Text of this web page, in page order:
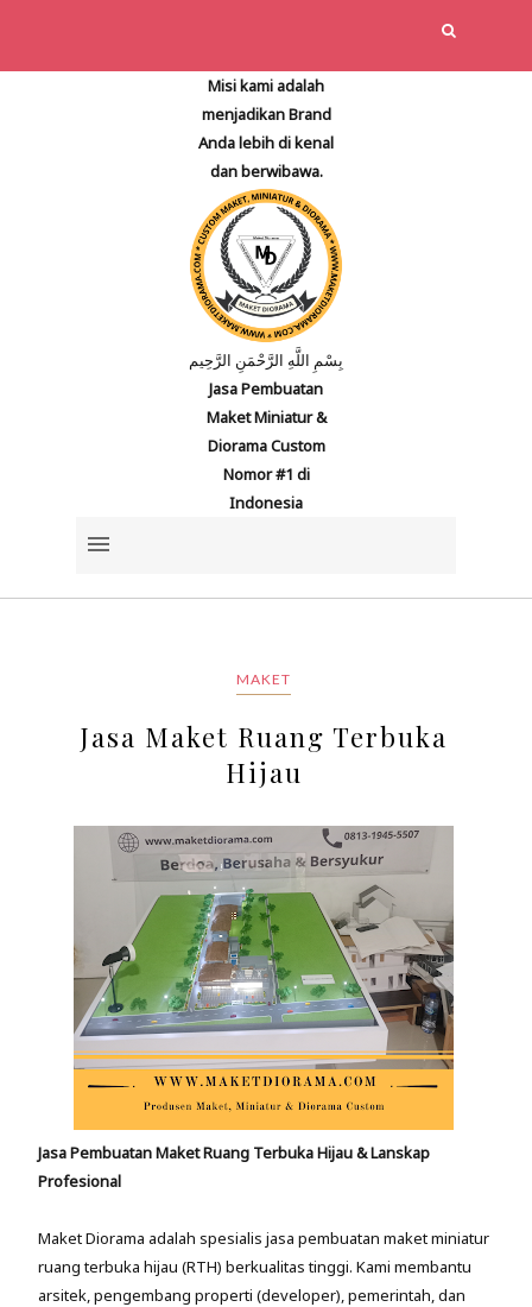
Misi kami adalah
menjadikan Brand
Anda lebih di kenal
dan berwibawa.
بِسْمِ اللَّهِ الرَّحْمَنِ الرَّحِيم
Jasa Pembuatan
Maket Miniatur &
Diorama Custom
Nomor #1 di
Indonesia
MAKET
Jasa Maket Ruang Terbuka
Hijau
Jasa Pembuatan Maket Ruang Terbuka Hijau & Lanskap
Profesional
Maket Diorama adalah spesialis jasa pembuatan maket miniatur
ruang terbuka hijau (RTH) berkualitas tinggi. Kami membantu
arsitek, pengembang properti (developer), pemerintah, dan